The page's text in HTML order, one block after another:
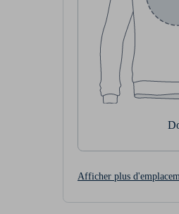
Afficher plus